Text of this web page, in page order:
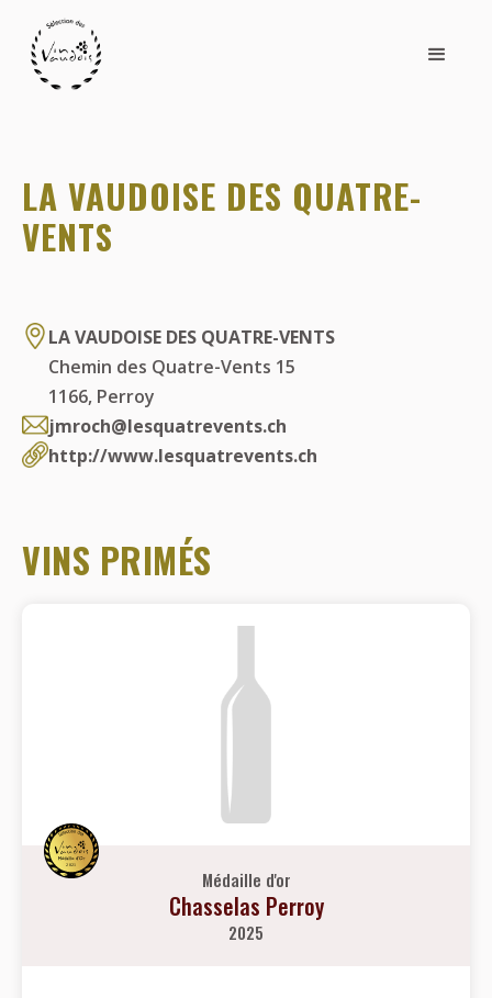
LA VAUDOISE DES QUATRE-
VENTS
LA VAUDOISE DES QUATRE-VENTS
Chemin des Quatre-Vents 15
1166, Perroy
jmroch@lesquatrevents.ch
http://www.lesquatrevents.ch
VINS PRIMÉS
Médaille d'or
Chasselas Perroy
2025